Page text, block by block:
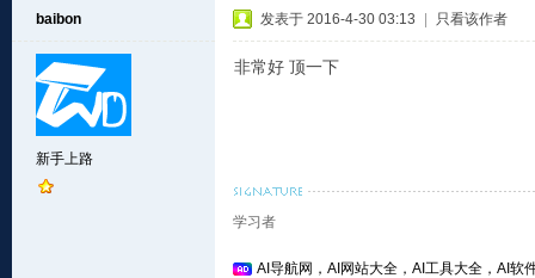
baibon
新手上路
发表于 2016-4-30 03:13 只看该作者
非常好 顶一下
学习者
AI导航网，AI网站大全，AI工具大全，AI软